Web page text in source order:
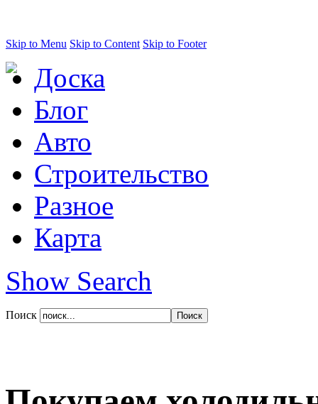
Skip to Menu Skip to Content Skip to Footer
Доска
Блог
Авто
Строительство
Разное
Карта
Show Search
Поиск